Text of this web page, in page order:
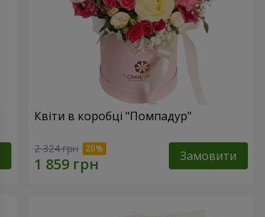
Квіти в коробці "Помпадур"
2 324 грн Замовити